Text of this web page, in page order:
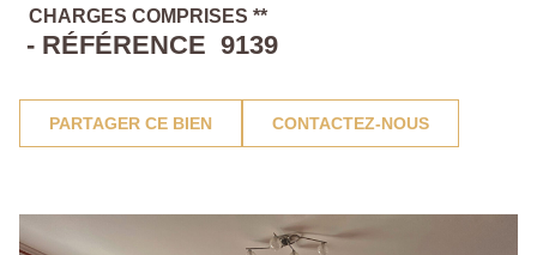
CHARGES COMPRISES **
- RÉFÉRENCE 9139
PARTAGER CE BIEN CONTACTEZ-NOUS